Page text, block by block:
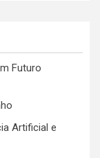
Futuro
Artificial e